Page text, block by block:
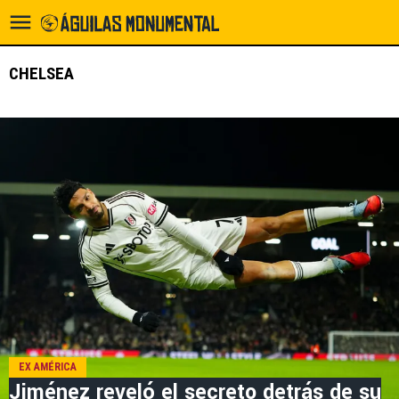
CHELSEA
EX AMÉRICA
Jiménez reveló el secreto detrás de su